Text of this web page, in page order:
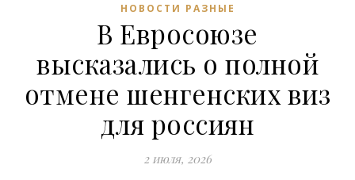
НОВОСТИ РАЗНЫЕ
В Евросоюзе
высказались о полной
отмене шенгенских виз
для россиян
2 июля, 2026